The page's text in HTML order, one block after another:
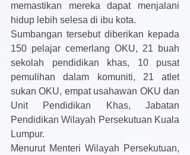
memastikan mereka dapat menjalani
hidup lebih selesa di ibu kota.
Sumbangan tersebut diberikan kepada
150 pelajar cemerlang OKU, 21 buah
sekolah pendidikan khas, 10 pusat
pemulihan dalam komuniti, 21 atlet
sukan OKU, empat usahawan OKU dan
Unit Pendidikan Khas, Jabatan
Pendidikan Wilayah Persekutuan Kuala
Lumpur.
Menurut Menteri Wilayah Persekutuan,